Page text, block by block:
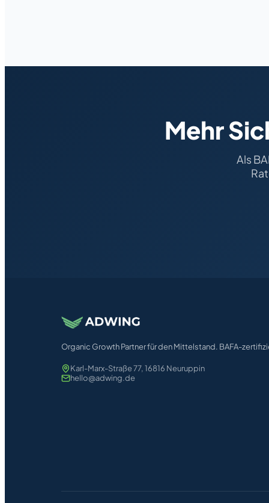
Mehr
Als
Organic Growth Partner für den Mittelstand. BAFA-
Karl-Marx-Straße 77, 16816 Neuruppin
hello@adwing.de